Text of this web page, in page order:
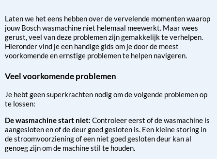
Laten we het eens hebben over de vervelende momenten waarop
jouw Bosch wasmachine niet helemaal meewerkt. Maar wees
gerust, veel van deze problemen zijn gemakkelijk te verhelpen.
Hieronder vind je een handige gids om je door de meest
voorkomende en ernstige problemen te helpen navigeren.
Veel voorkomende problemen
Je hebt geen superkrachten nodig om de volgende problemen op
te lossen:
De wasmachine start niet: Controleer eerst of de wasmachine is
aangesloten en of de deur goed gesloten is. Een kleine storing in
de stroomvoorziening of een niet goed gesloten deur kan al
genoeg zijn om de machine stil te houden.